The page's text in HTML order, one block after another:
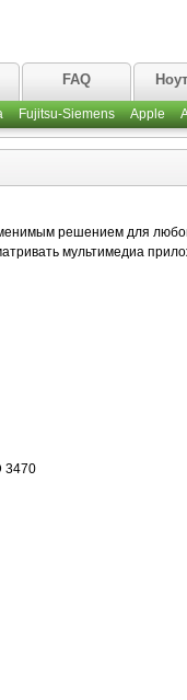
FAQ
Fujitsu-Siemens Apple
решением для
мультимедиа
3470